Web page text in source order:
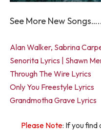
See More New Songs…..
Alan Walker, Sabrina
Senorita Lyrics | Shawn
Through The Wire Lyrics
Only You Freestyle Lyrics
Grandmotha Grave Lyrics
Please Note: If you find